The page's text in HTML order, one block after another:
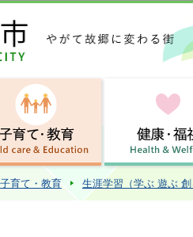
この
子育て・教育 生涯学習（学ぶ 遊ぶ